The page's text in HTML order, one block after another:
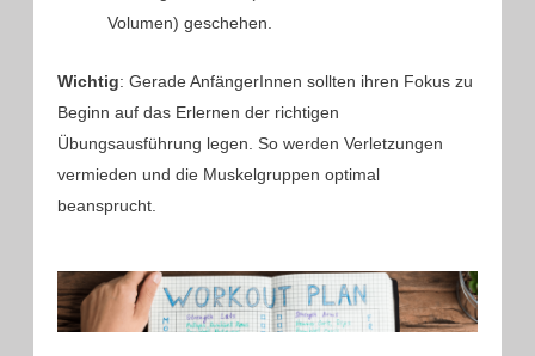
Volumen) geschehen.
Wichtig: Gerade AnfängerInnen sollten ihren Fokus zu
Beginn auf das Erlernen der richtigen
Übungsausführung legen. So werden Verletzungen
vermieden und die Muskelgruppen optimal
beansprucht.